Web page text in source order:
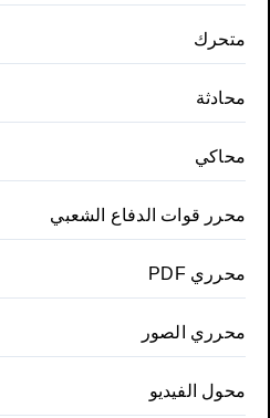
متحرك
محادثة
محاكي
محرر قوات الدفاع الشعبي
محرري PDF
محرري الصور
محول الفيديو